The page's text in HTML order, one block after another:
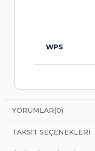
WPS
YORUMLAR(0)
TAKSIT SEÇENEKLERI